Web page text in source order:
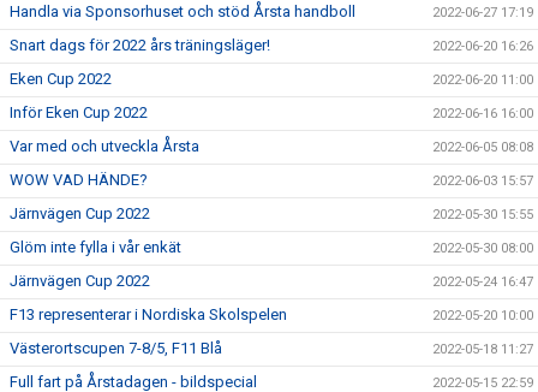
Handla via Sponsorhuset och stöd Årsta handboll 2022-06-27 17:19
Snart dags för 2022 års träningsläger! 2022-06-20 16:26
Eken Cup 2022 2022-06-20 11:00
Inför Eken Cup 2022 2022-06-16 16:00
Var med och utveckla Årsta 2022-06-05 08:08
WOW VAD HÄNDE? 2022-06-03 15:57
Järnvägen Cup 2022 2022-05-30 15:55
Glöm inte fylla i vår enkät 2022-05-30 08:00
Järnvägen Cup 2022 2022-05-24 16:47
F13 representerar i Nordiska Skolspelen 2022-05-20 10:00
Västerortscupen 7-8/5, F11 Blå 2022-05-18 11:27
Full fart på Årstadagen - bildspecial 2022-05-15 22:59